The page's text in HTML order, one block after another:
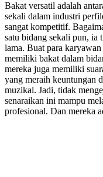
Bakat versatil adalah
sekali dalam industri
sangat kompetitif.
satu bidang sekali pun, ia
lama. Buat para
memiliki bakat dalam
mereka juga memiliki
yang meraih keuntungan
muzikal. Jadi, tidak
senaraikan ini mampu
profesional. Dan mereka